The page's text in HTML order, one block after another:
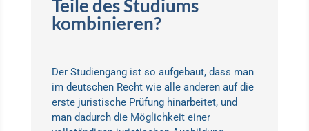
Teile des Studiums
kombinieren?
Der Studiengang ist so aufgebaut, dass man
im deutschen Recht wie alle anderen auf die
erste juristische Prüfung hinarbeitet, und
man dadurch die Möglichkeit einer